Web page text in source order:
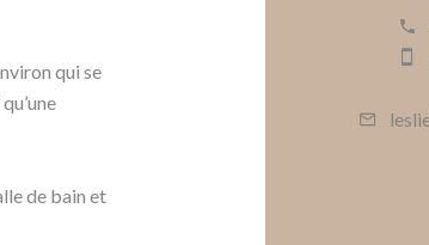
qui se
de bain et